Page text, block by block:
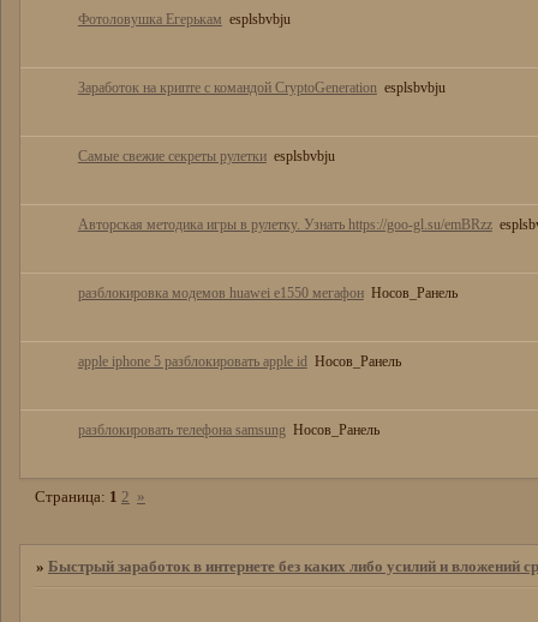
Фотоловушка Егерькам esplsbvbju
Заработок на крипте с командой CryptoGeneration esplsbvbju
Самые свежие секреты рулетки esplsbvbju
Авторская методика игры в рулетку. Узнать https://goo-gl.su/emBRzz
разблокировка модемов huawei e1550 мегафон Носов_Ранель
apple iphone 5 разблокировать apple id Носов_Ранель
разблокировать телефона samsung Носов_Ранель
Страница: 1 2 »
» Быстрый заработок в интернете без каких либо усилий и вложений